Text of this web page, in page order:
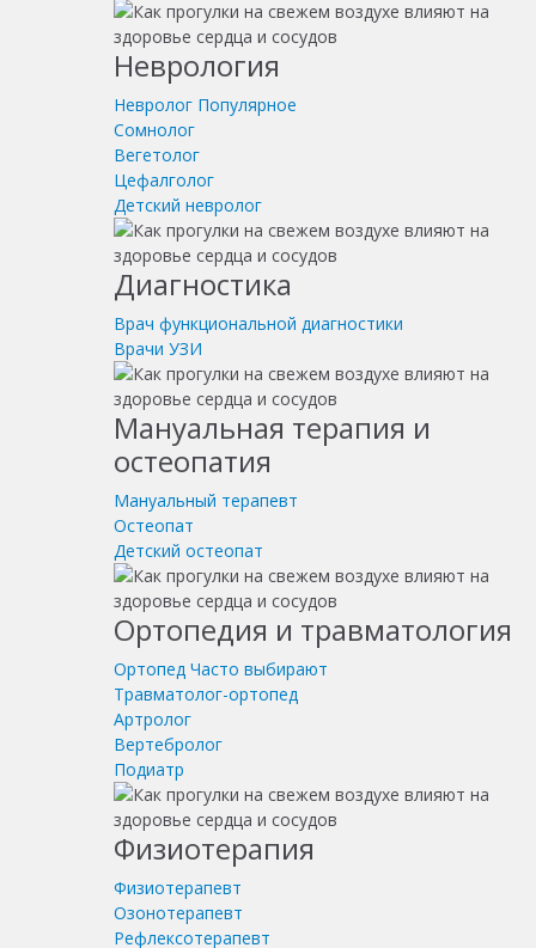
Неврология
Невролог Популярное
Сомнолог
Вегетолог
Цефалголог
Детский невролог
Диагностика
Врач функциональной диагностики
Врачи УЗИ
Мануальная терапия и
остеопатия
Мануальный терапевт
Остеопат
Детский остеопат
Ортопедия и травматология
Ортопед Часто выбирают
Травматолог-ортопед
Артролог
Вертебролог
Подиатр
Физиотерапия
Физиотерапевт
Озонотерапевт
Рефлексотерапевт